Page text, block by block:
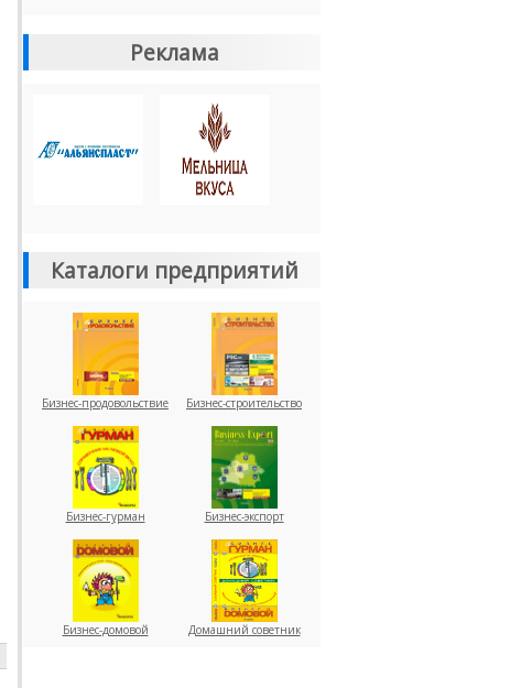
Реклама
Каталоги предприятий
Бизнес-продовольствие Бизнес-строительство
Бизнес-гурман Бизнес-экспорт
Бизнес-домовой Домашний советник